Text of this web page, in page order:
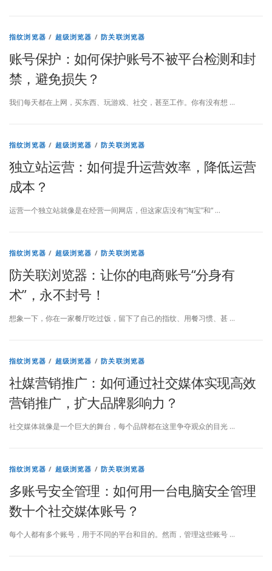
指纹浏览器 / 超级浏览器 /防关联浏览器
账号保护：如何保护账号不被平台检测和封
禁，避免损失？
我们每天都在上网，买东西、玩游戏、社交，甚至工作。你有没有想 …
指纹浏览器 / 超级浏览器 /防关联浏览器
独立站运营：如何提升运营效率，降低运营
成本？
运营一个独立站就像是在经营一间网店，但这家店没有“淘宝”和“ …
指纹浏览器 / 超级浏览器 /防关联浏览器
防关联浏览器：让你的电商账号“分身有
术”，永不封号！
想象一下，你在一家餐厅吃过饭，留下了自己的指纹、用餐习惯、甚 …
指纹浏览器 / 超级浏览器 /防关联浏览器
社媒营销推广：如何通过社交媒体实现高效
营销推广，扩大品牌影响力？
社交媒体就像是一个巨大的舞台，每个品牌都在这里争夺观众的目光 …
指纹浏览器 / 超级浏览器 /防关联浏览器
多账号安全管理：如何用一台电脑安全管理
数十个社交媒体账号？
每个人都有多个账号，用于不同的平台和目的。然而，管理这些账号 …